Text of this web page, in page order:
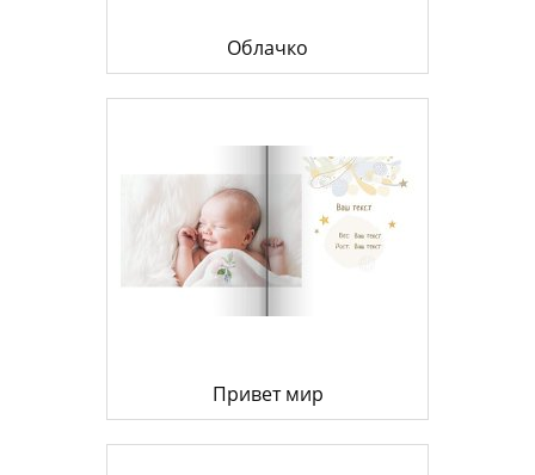
Облачко
Привет мир